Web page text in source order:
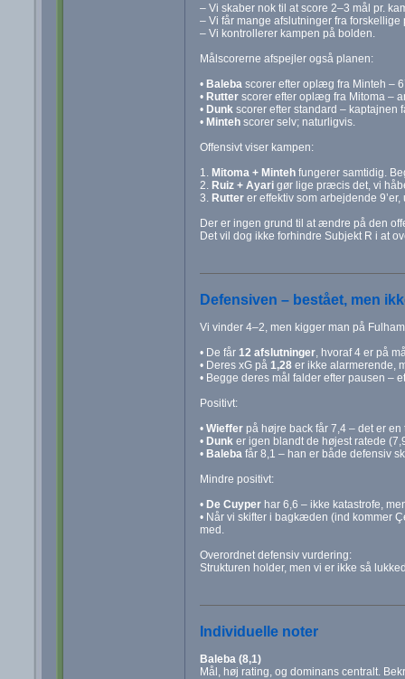
– Vi skaber nok til at score 2–3 mål pr.
– Vi får mange afslutninger fra forskellige
– Vi kontrollerer kampen på bolden.
Målscorerne afspejler også planen:
• Baleba scorer efter oplæg fra Minteh –
• Rutterscorer efter oplæg fra Mitoma –
• Dunk scorer efter standard – kaptajnen
• Mintehscorer selv; naturligvis.
Offensivt viser kampen:
1. Mitoma + Mintehfungerer samtidig.
2. Ruiz + Ayarigør lige præcis det, vi
3. Rutterer effektiv som arbejdende
Der er ingen grund til at ændre på den
Det vil dog ikke forhindre Subjekt R i at
Defensiven – bestået, men
Vi vinder 4–2, men kigger man på
• De får 12 afslutninger, hvoraf 4 er på
• Deres xG på 1,28er ikke alarmerende,
• Begge deres mål falder efter pausen –
Positivt:
• Wiefferpå højre back får 7,4 – det er
• Dunk er igen blandt de højest ratede
• Baleba får 8,1 – han er både defensiv
Mindre positivt:
• De Cuyperhar 6,6 – ikke katastrofe,
• Når vi skifter i bagkæden (ind kommer
med.
Overordnet defensiv vurdering:
Strukturen holder, men vi er ikke så
Individuelle noter
Baleba (8,1)
Mål, høj rating, og dominans centralt.